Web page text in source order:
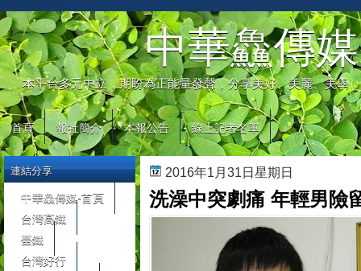
中華鱻傳媒
本平台多元中立，期盼為正能量發聲，分享美好、美麗、美學
首頁 報社簡介 本報公告 線上記者名單
2016年1月31日星期日
洗澡中突劇痛 年輕男險
連結分享
中華鱻傳媒-首頁
台灣高鐵
臺鐵
台灣好行